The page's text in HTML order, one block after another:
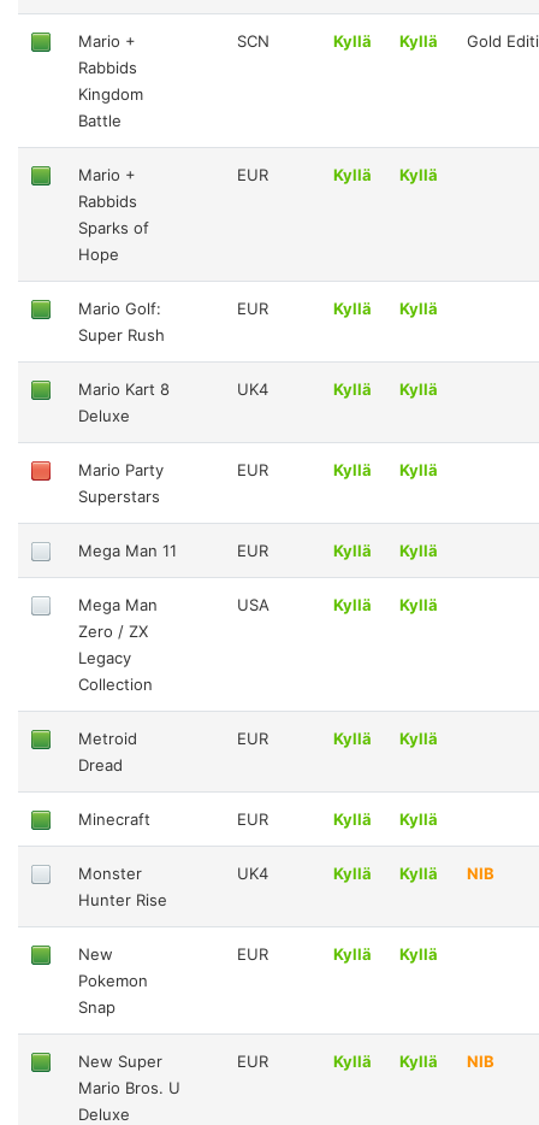
Mario +
Rabbids
Kingdom
Battle
SCN Kyllä Kyllä Gold
Mario +
Rabbids
Sparks of
Hope
EUR Kyllä Kyllä
Mario Golf:
Super Rush
EUR Kyllä Kyllä
Mario Kart 8
Deluxe
UK4 Kyllä Kyllä
Mario Party
Superstars
EUR Kyllä Kyllä
Mega Man 11 EUR Kyllä Kyllä
Mega Man
Zero / ZX
Legacy
Collection
USA Kyllä Kyllä
Metroid
Dread
EUR Kyllä Kyllä
Minecraft EUR Kyllä Kyllä
Monster
Hunter Rise
UK4 Kyllä Kyllä NIB
New
Pokemon
Snap
EUR Kyllä Kyllä
New Super
Mario Bros. U
Deluxe
EUR Kyllä Kyllä NIB